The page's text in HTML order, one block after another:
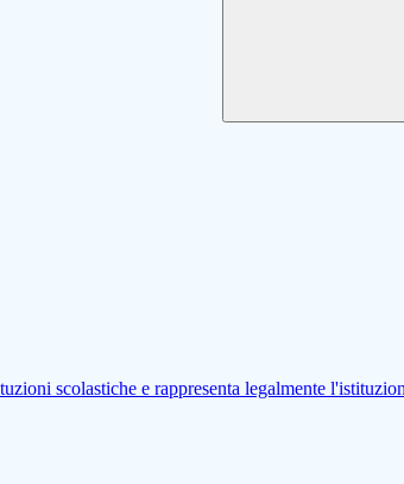
scolastiche e rappresenta legalmente